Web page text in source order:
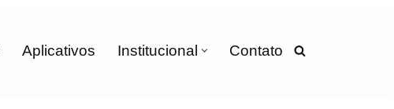
Aplicativos Institucional Contato